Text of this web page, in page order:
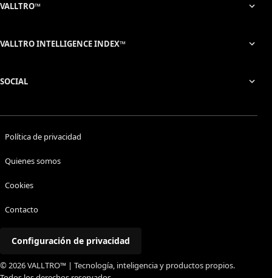
VALLTRO™
VALLTRO INTELLIGENCE INDEX™
SOCIAL
Política de privacidad
Quienes somos
Cookies
Contacto
Configuración de privacidad
© 2026 VALLTRO™ | Tecnología, inteligencia y productos propios.